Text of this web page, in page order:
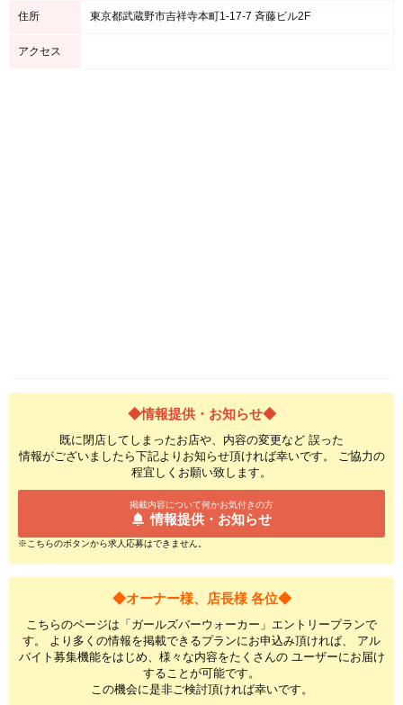
住所 東京都武蔵野市吉祥寺本町1‐17‐7 斉藤ビル2F
アクセス
◆情報提供・お知らせ◆
既に閉店してしまったお店や、内容の変更など 誤った
情報がございましたら下記よりお知らせ頂ければ幸いです。 ご協力の
程宜しくお願い致します。
掲載内容について何かお気付きの方
情報提供・お知らせ
※こちらのボタンから求人応募はできません。
◆オーナー様、店長様 各位◆
こちらのページは「ガールズバーウォーカー」エントリープランで
す。 より多くの情報を掲載できるプランにお申込み頂ければ、 アル
バイト募集機能をはじめ、様々な内容をたくさんの ユーザーにお届け
することが可能です。
この機会に是非ご検討頂ければ幸いです。